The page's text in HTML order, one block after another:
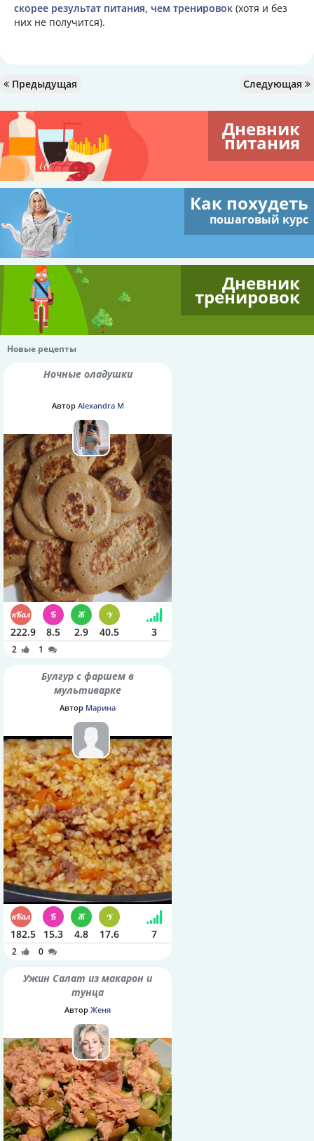
скорее результат питания, чем тренировок (хотя и без
них не получится).
Предыдущая Следующая
Дневник
питания
Как похудеть
пошаговый курс
Дневник
тренировок
Новые рецепты
Ночные оладушки
Автор Alexandra M
222.9 8.5 2.9 40.5 3
2 1
Булгур с фаршем в
мультиварке
Автор Марина
182.5 15.3 4.8 17.6 7
2 0
Ужин Салат из макарон и
тунца
Автор Женя